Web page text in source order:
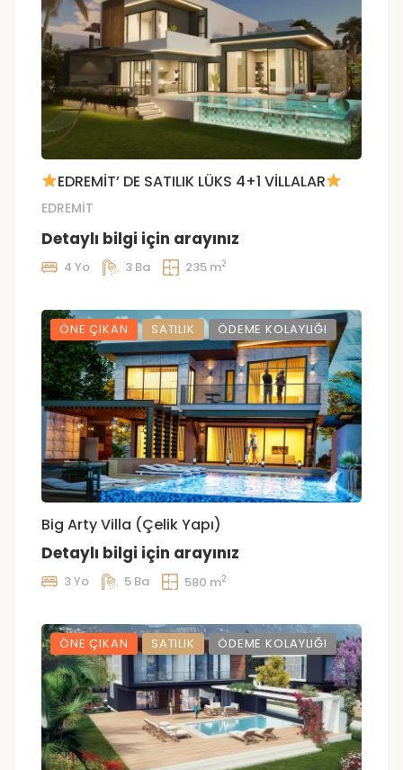
EDREMİT’ DE SATILIK LÜKS 4+1 VİLLALAR
EDREMİT
Detaylı bilgi için arayınız
4 Yo 3 Ba 235 m2
ÖNE ÇIKAN SATILIK ÖDEME KOLAYLIĞI
Big Arty Villa (Çelik Yapı)
Detaylı bilgi için arayınız
3 Yo 5 Ba 580 m2
ÖNE ÇIKAN SATILIK ÖDEME KOLAYLIĞI